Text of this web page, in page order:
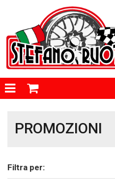
PROMOZIONI
Filtra per: